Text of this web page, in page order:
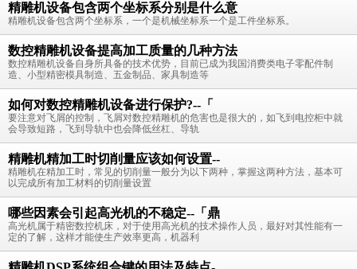
精雕机设备包含两个坐标系分别是什么意
精雕机设备包含两个坐标系，一个是机械坐标系一个是工件坐标系。
数控精雕机设备提高加工质量的几种方法
数控精雕机设备自身所具备的技术优势，目前已成为我国消费类电子零配件制
造、小型精密模具制造、五金制品、家具制造等
如何对数控精雕机设备进行保护?--「
要注意对飞屑的控制，飞屑对数控精雕机的危害也是很大的，如飞到电控柜中就
会导致短路，飞到导轨中也会降低丝杠、导轨
精雕机精加工时切削量应该如何设置--
精雕机在精加工时，常见的切削量一般分为以下两种，掌握这两种方法，基本可
以完成所有加工材料的切削量设置
哪些因素会引起高光机的不稳定--「鼎
高光机属于精密数控机床，对于使用高光机的技术操作人员，最好对其性能有一
定的了解，这样才能使生产效率更高，机器利